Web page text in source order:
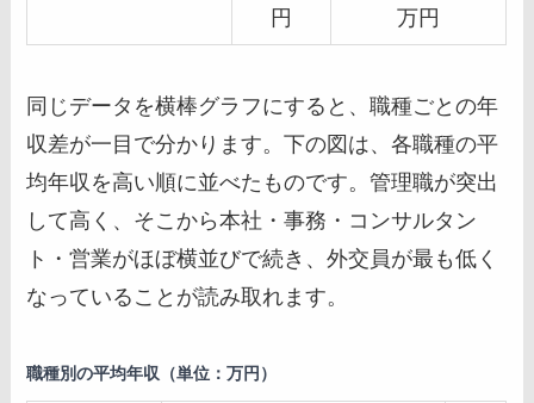
円
万円
同じデータを横棒グラフにすると、職種ごとの年
収差が一目で分かります。下の図は、各職種の平
均年収を高い順に並べたものです。管理職が突出
して高く、そこから本社・事務・コンサルタン
ト・営業がほぼ横並びで続き、外交員が最も低く
なっていることが読み取れます。
職種別の平均年収（単位：万円）